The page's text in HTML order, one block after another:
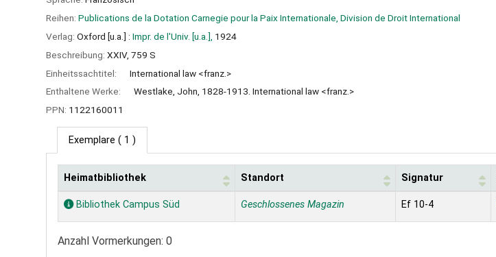
Reihen: Publications de la Dotation Carnegie pour la Paix Internationale, Division de Droit International
Verlag: Oxford [u.a.] : Impr. de l'Univ. [u.a.], 1924
Beschreibung: XXIV, 759 S
Einheitssachtitel:
International law <franz.>
Enthaltene Werke:
Westlake, John, 1828-1913. International law <franz.>
PPN: 1122160011
Exemplare ( 1 )
Exemplare
Heimatbibliothek Standort Signatur
Bibliothek Campus Süd Geschlossenes Magazin Ef 10-4
Anzahl Vormerkungen: 0